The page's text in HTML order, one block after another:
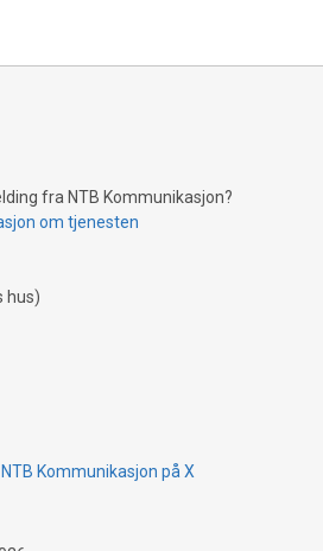
fra NTB Kommunikasjon?
om tjenesten
hus)
Kommunikasjon på X